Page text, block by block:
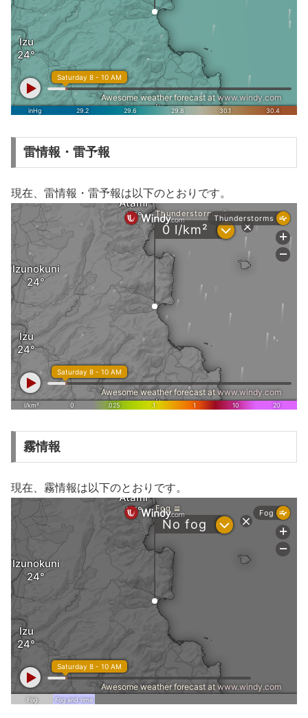
雷情報・雷予報
現在、雷情報・雷予報は以下のとおりです。
霧情報
現在、霧情報は以下のとおりです。